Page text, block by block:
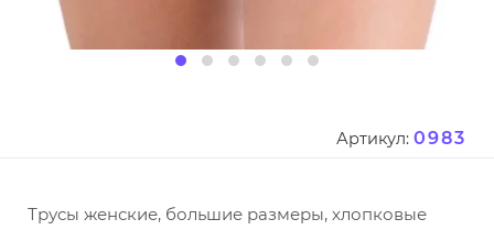
Артикул: 0983
Трусы женские, большие размеры, хлопковые